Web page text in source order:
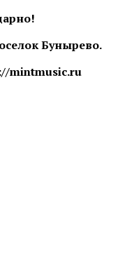
Бунырево.
mintmusic.ru